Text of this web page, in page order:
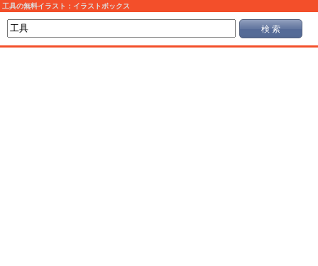
工具の無料イラスト：イラストボックス
検 索